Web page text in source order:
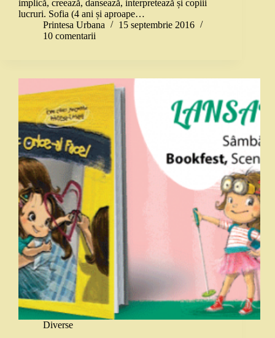
implică, creează, dansează, interpretează și copiii
lucruri. Sofia (4 ani și aproape…
Printesa Urbana
15 septembrie 2016
10 comentarii
Diverse